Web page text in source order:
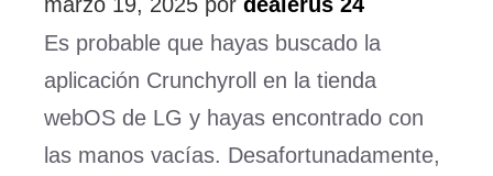
Es probable que hayas buscado la
aplicación Crunchyroll en la tienda
webOS de LG y hayas encontrado con
las manos vacías. Desafortunadamente,